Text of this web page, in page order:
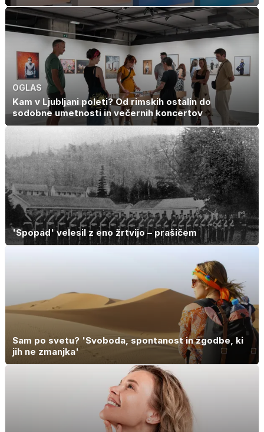
OGLAS
Kam v Ljubljani poleti? Od rimskih ostalin do
sodobne umetnosti in večernih koncertov
'Spopad' velesil z eno žrtvijo – prašičem
Sam po svetu? 'Svoboda, spontanost in zgodbe, ki
jih ne zmanjka'